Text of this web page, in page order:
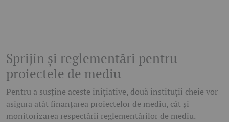
Sprijin și reglementări pentru
proiectele de mediu
Pentru a susține aceste inițiative, două instituții cheie vor
asigura atât finanțarea proiectelor de mediu, cât și
monitorizarea respectării reglementărilor de mediu.